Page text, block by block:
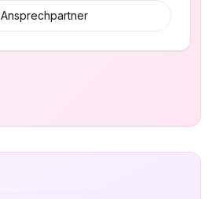
Ansprechpartner